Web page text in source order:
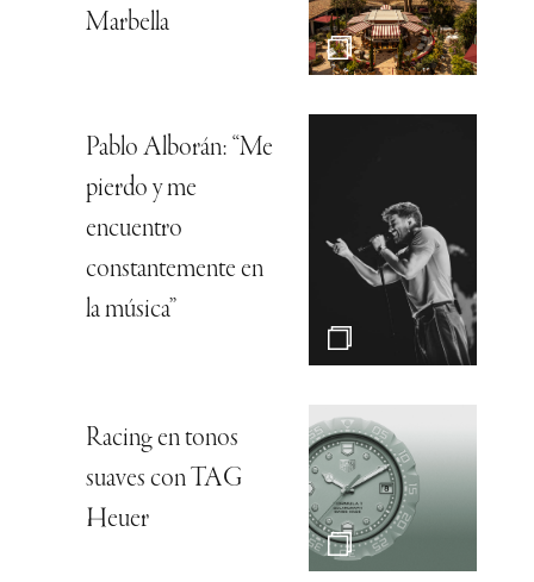
Marbella
Pablo Alborán: “Me
pierdo y me
encuentro
constantemente en
la música”
Racing en tonos
suaves con TAG
Heuer